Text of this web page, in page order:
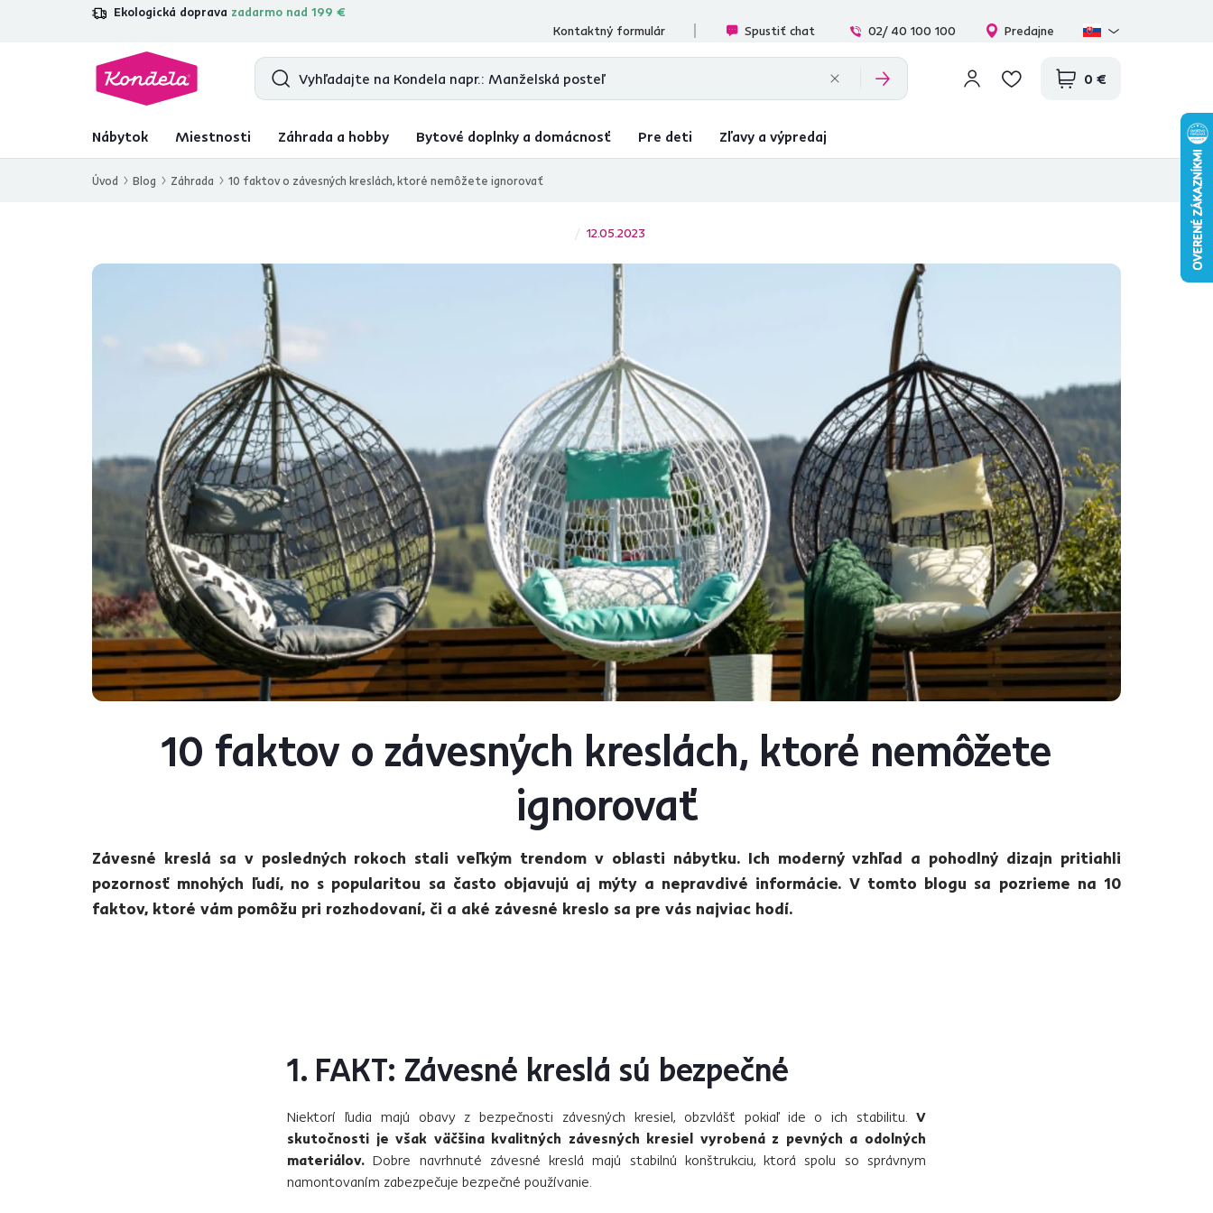
Ekologická doprava zadarmo nad 199 €
4,7 31 109overených produktových recenzií
Kontaktný formulár
Spustiť chat 02/ 40 100 100 Predajne
0 €
Nábytok Miestnosti Záhrada a hobby Bytové doplnky a domácnosť Pre deti Zľavy a výpredaj
Úvod Blog Záhrada 10 faktov o závesných kreslách, ktoré nemôžete ignorovať
12.05.2023
10 faktov o závesných kreslách, ktoré nemôžete
ignorovať
Závesné kreslá sa v posledných rokoch stali veľkým trendom v oblasti nábytku. Ich moderný vzhľad a pohodlný dizajn pritiahli
pozornosť mnohých ľudí, no s popularitou sa často objavujú aj mýty a nepravdivé informácie. V tomto blogu sa pozrieme na 10
faktov, ktoré vám pomôžu pri rozhodovaní, či a aké závesné kreslo sa pre vás najviac hodí.
1. FAKT: Závesné kreslá sú bezpečné
Niektorí ľudia majú obavy z bezpečnosti závesných kresiel, obzvlášť pokiaľ ide o ich stabilitu. V
skutočnosti je však väčšina kvalitných závesných kresiel vyrobená z pevných a odolných
materiálov. Dobre navrhnuté závesné kreslá majú stabilnú konštrukciu, ktorá spolu so správnym
namontovaním zabezpečuje bezpečné používanie.